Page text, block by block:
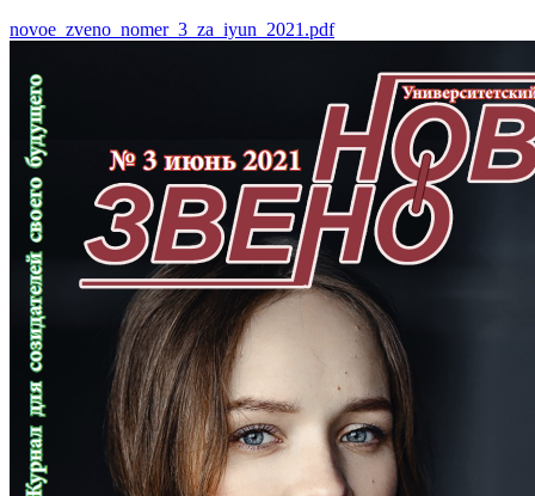
novoe_zveno_nomer_3_za_iyun_2021.pdf